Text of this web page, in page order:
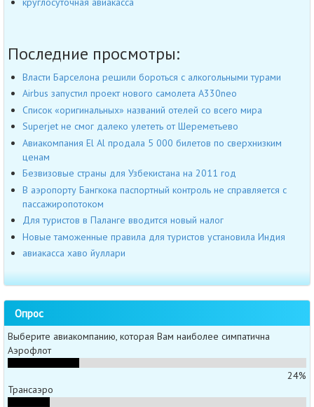
Последние просмотры:
Власти Барселона решили бороться с алкогольными турами
Airbus запустил проект нового самолета A330neo
Список «оригинальных» названий отелей со всего мира
Superjet не смог далеко улететь от Шереметьево
Авиакомпания El Al продала 5 000 билетов по сверхнизким
ценам
Безвизовые страны для Узбекистана на 2011 год
В аэропорту Бангкока паспортный контроль не справляется с
пассажиропотоком
Для туристов в Паланге вводится новый налог
Новые таможенные правила для туристов установила Индия
авиакасса хаво йуллари
Опрос
Выберите авиакомпанию, которая Вам наиболее симпатична
Аэрофлот
24%
Трансаэро